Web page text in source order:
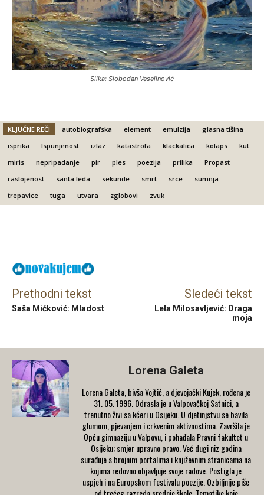
Slika: Slobodan Veselinović
KLJUČNE REČI autobiografska element emulzija
glasna tišina
isprika
Ispunjenost izlaz katastrofa klackalica kolaps
kut
miris
nepripadanje pir ples poezija prilika
Propast
raslojenost
santa leda sekunde smrt srce
sumnja
trepavice
tuga utvara zglobovi zvuk
Prethodni tekst
Saša Mićković: Mladost
Sledeći tekst
Lela Milosavljević: Draga
moja
Lorena Galeta
Lorena Galeta, bivša Vojtić, a djevojački Kujek, rođena је
31. 05. 1996. Odrasla je u Valpovačkoj Satnici, a
trenutno živi sa kćeri u Osijeku. U djetinjstvu se bavila
glumom, pjevanjem i crkvenim aktivnostima. Završila je
Оpću gimnaziju u Valpovu, i pohađala Pravni fakultet u
Osijeku; smjer upravno pravo. Već dugi niz godina
surađuje s brojnim portalima i književnim stranicama na
kojima redovno objavljuje svoje radove. Postigla jе
uspjeh i na Europskom festivalu poezije. Ozbiljnije piše